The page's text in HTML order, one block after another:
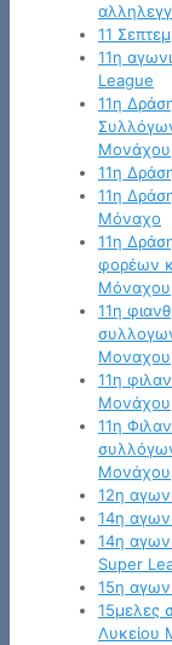
11
11η
League
11η
Μονάχου
11η
11η
Μόναχο
11η
φορέων
Μόναχου
11η
Μοναχου
11η
Μονάχου
11η
Μονάχου
12η
14η
14η
Super
15η
15μελες
Λυκείου